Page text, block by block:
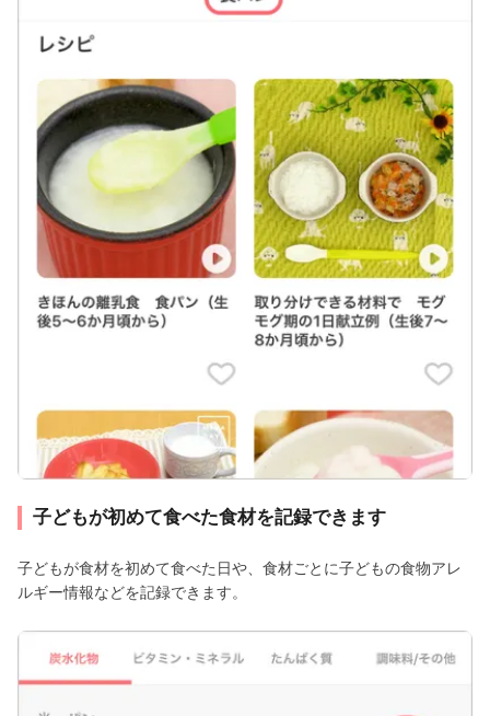
子どもが初めて食べた食材を記録できます
子どもが食材を初めて食べた日や、食材ごとに子どもの食物アレ
ルギー情報などを記録できます。